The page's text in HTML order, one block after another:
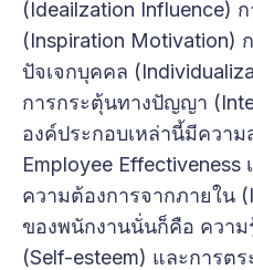
(Ideailzation Influence)
(Inspiration Motivation)
ปัจเจกบุคคล
การกระตุ้นทางปัญญา
องค์ประกอบเหล่านี้มีความ
Employee
ความต้องการจากภายใน
ของพนักงานนั่นก็คือ ควา
(Self-esteem) และการต